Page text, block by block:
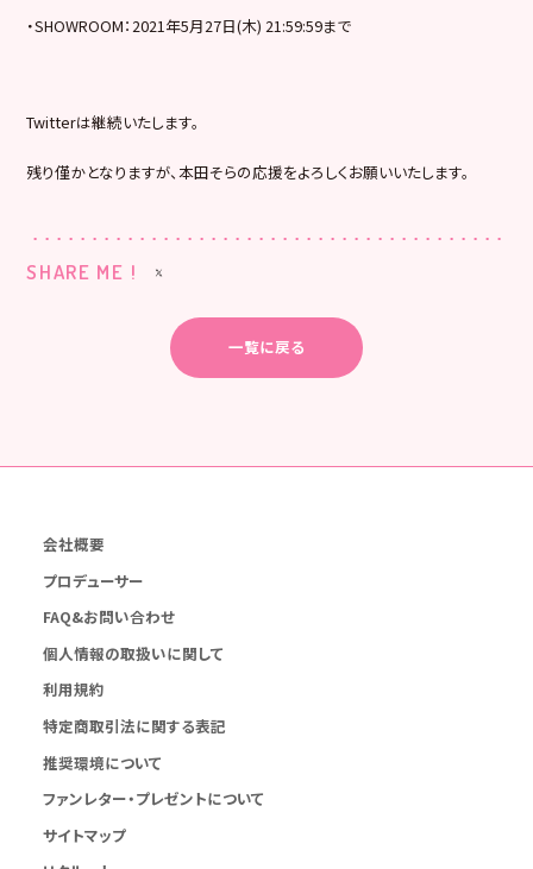
・SHOWROOM：2021年5月27日(木) 21:59:59まで
Twitterは継続いたします。
残り僅かとなりますが、本田そらの応援をよろしくお願いいたします。
SHARE ME !
一覧に戻る
会社概要
プロデューサー
FAQ&お問い合わせ
個人情報の取扱いに関して
利用規約
特定商取引法に関する表記
推奨環境について
ファンレター・プレゼントについて
サイトマップ